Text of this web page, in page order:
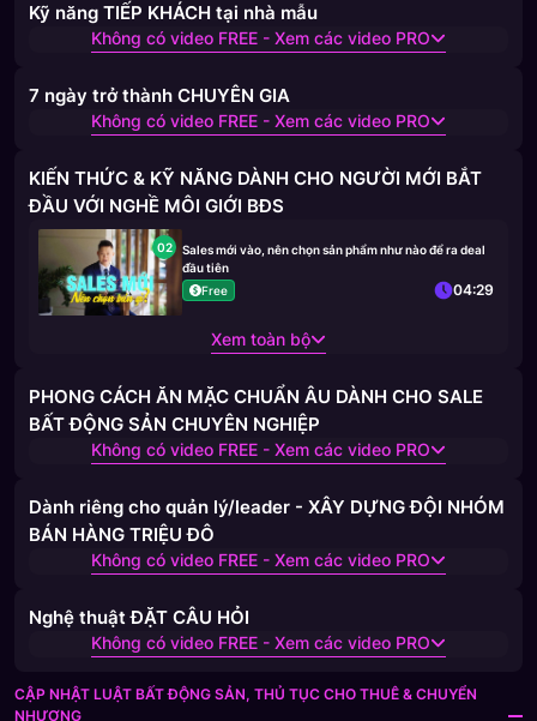
Kỹ năng TIẾP KHÁCH tại nhà mẫu
Không có video FREE - Xem các video PRO
7 ngày trở thành CHUYÊN GIA
Không có video FREE - Xem các video PRO
KIẾN THỨC & KỸ NĂNG DÀNH CHO NGƯỜI MỚI BẮT
ĐẦU VỚI NGHỀ MÔI GIỚI BĐS
02
Sales mới vào, nên chọn sản phẩm như nào để ra deal
đầu tiên
Free
04:29
Xem toàn bộ
PHONG CÁCH ĂN MẶC CHUẨN ÂU DÀNH CHO SALE
BẤT ĐỘNG SẢN CHUYÊN NGHIỆP
Không có video FREE - Xem các video PRO
Dành riêng cho quản lý/leader - XÂY DỰNG ĐỘI NHÓM
BÁN HÀNG TRIỆU ĐÔ
Không có video FREE - Xem các video PRO
Nghệ thuật ĐẶT CÂU HỎI
Không có video FREE - Xem các video PRO
CẬP NHẬT LUẬT BẤT ĐỘNG SẢN, THỦ TỤC CHO THUÊ & CHUYỂN
NHƯỢNG